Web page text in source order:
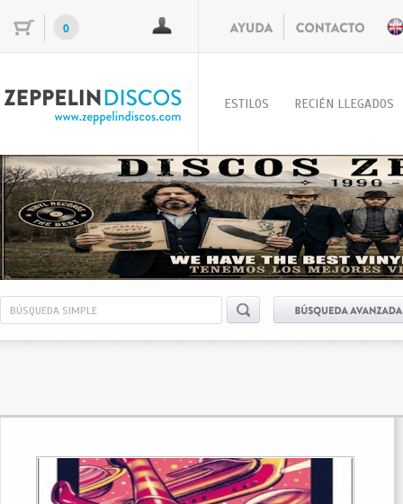
0
ESTILOS RECIÉN LLEGADOS